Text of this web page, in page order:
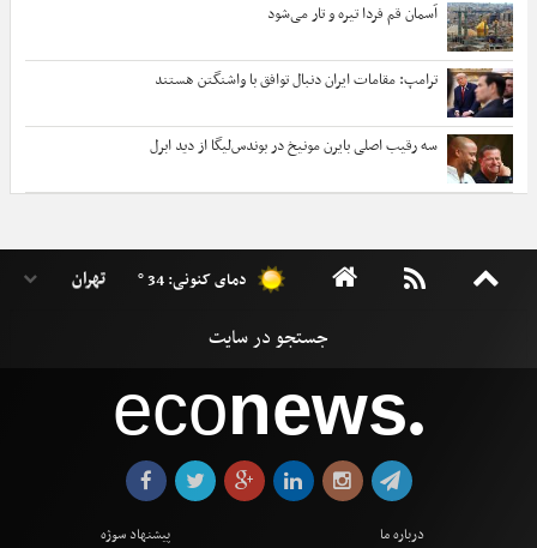
آسمان قم فردا تیره و تار می‌شود
ترامپ: مقامات ایران دنبال توافق با واشنگتن هستند
سه رقیب اصلی بایرن مونیخ در بوندس‌لیگا از دید ابرل
دمای کنونی: 34 °
econews●
درباره ما
پیشنهاد سوژه